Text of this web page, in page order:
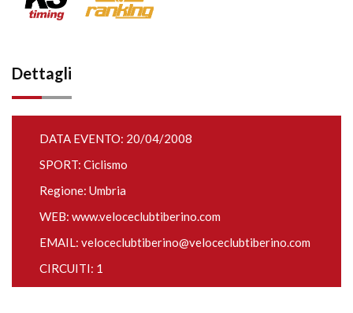
Dettagli
DATA EVENTO: 20/04/2008
SPORT: Ciclismo
Regione: Umbria
WEB: www.veloceclubtiberino.com
EMAIL: veloceclubtiberino@veloceclubtiberino.com
CIRCUITI: 1